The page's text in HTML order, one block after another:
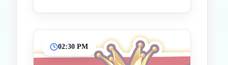
02:30 PM